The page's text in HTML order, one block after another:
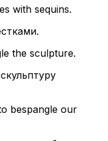
with sequins.
the sculpture.
bespangle our